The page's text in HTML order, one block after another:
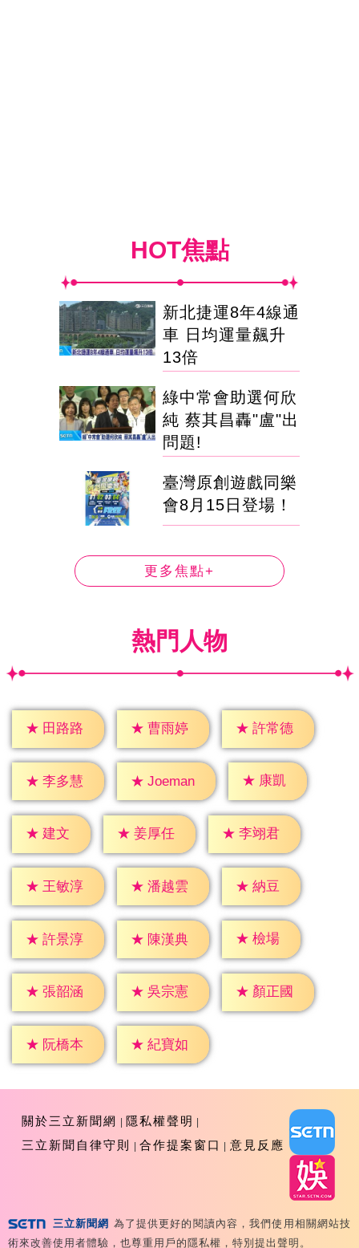
HOT焦點
新北捷運8年4線通
車 日均運量飆升
13倍
綠中常會助選何欣
純 蔡其昌轟"盧"出
問題!
臺灣原創遊戲同樂
會8月15日登場！
更多焦點+
熱門人物
★ 田路路 ★ 曹雨婷 ★ 許常德
★ 李多慧 ★ Joeman ★ 康凱
★ 建文 ★ 姜厚任 ★ 李翊君
★ 王敏淳 ★ 潘越雲 ★ 納豆
★ 許景淳 ★ 陳漢典 ★ 檢場
★ 張韶涵 ★ 吳宗憲 ★ 顏正國
★ 阮橋本 ★ 紀寶如
關於三立新聞網
隱私權聲明
三立新聞自律守則
合作提案窗口 意見反應
Copyright ©2026 Sanlih E-Television All Rights
三立新聞網 為了提供更好的閱讀內容，我們使用相關網站技
術來改善使用者體驗，也尊重用戶的隱私權，特別提出聲明。